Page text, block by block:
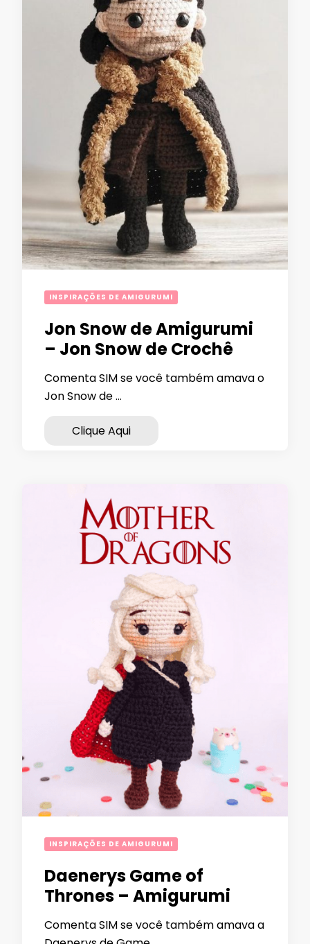
INSPIRAÇÕES DE AMIGURUMI
Jon Snow de Amigurumi
– Jon Snow de Crochê
Comenta SIM se você também amava o
Jon Snow de …
Clique Aqui
INSPIRAÇÕES DE AMIGURUMI
Daenerys Game of
Thrones – Amigurumi
Comenta SIM se você também amava a